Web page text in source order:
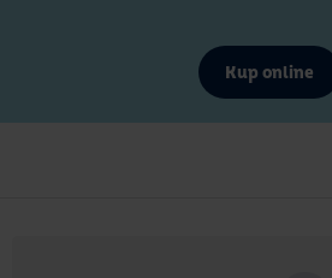
Kup online